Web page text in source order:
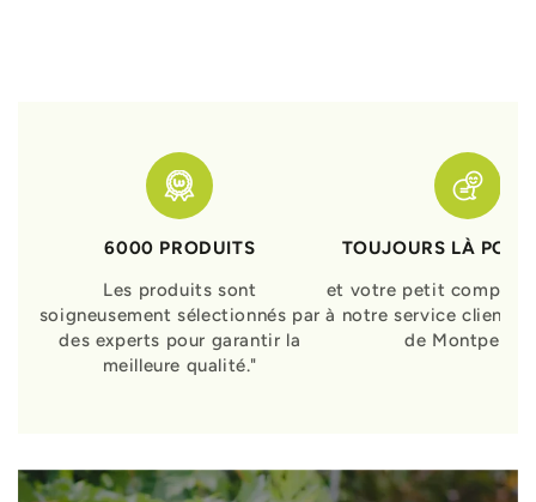
6000 PRODUITS
Les produits sont
soigneusement sélectionnés par
des experts pour garantir la
meilleure qualité."
TOUJOURS LÀ
et votre petit
à notre service clients
de Montpellier